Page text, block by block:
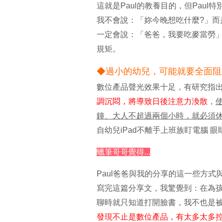
這就是Paul的教養目的，但Paul特
我不會說：「妳今晚想吃什麼?」
一定會說：「爸爸，我要吃麥當勞
規矩。
◆過小的幼兒，可能就要全面
數位產品聲光效果十足，有研究指
調沉悶，將導致日後注意力渙散 ，
鐘、大人不超過兩個小時，就必須
自幼兒iPad不離手上班族盯電腦
蠟筆哥哥覺得...
Paul爸爸與我的分享的這一些方式
寫完這篇分享文，我驚覺到：在為
聊時就只知道打開臉書，我不也是
發現不止是數位產品，有太多太多